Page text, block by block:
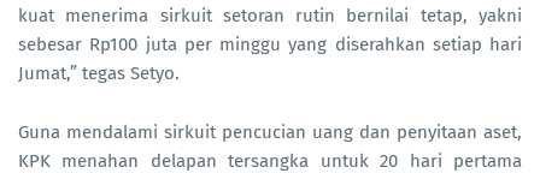
kuat menerima sirkuit setoran rutin bernilai tetap, yakni
sebesar Rp100 juta per minggu yang diserahkan setiap hari
Jumat,” tegas Setyo.
Guna mendalami sirkuit pencucian uang dan penyitaan aset,
KPK menahan delapan tersangka untuk 20 hari pertama